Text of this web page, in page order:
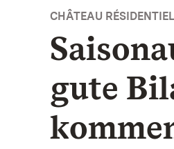
CHÂTEAU
gute